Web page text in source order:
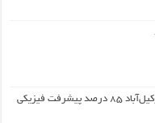
طراحی شهری محدوده قلعه وکیل‌آباد ۸۵ درصد پیشرفت فیزیکی